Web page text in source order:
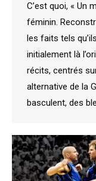
C’est quoi, « Un
féminin.
les faits tels
initialement là
récits, centrés
alternative de la
basculent, des